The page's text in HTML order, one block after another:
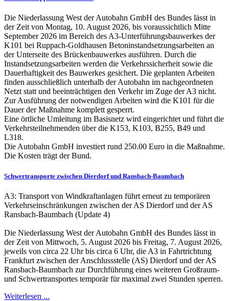
Die Niederlassung West der Autobahn GmbH des Bundes lässt in
der Zeit von Montag, 10. August 2026, bis voraussichtlich Mitte
September 2026 im Bereich des A3-Unterführungsbauwerkes der
K101 bei Ruppach-Goldhausen Betoninstandsetzungsarbeiten an
der Unterseite des Brückenbauwerkes ausführen. Durch die
Instandsetzungsarbeiten werden die Verkehrssicherheit sowie die
Dauerhaftigkeit des Bauwerkes gesichert. Die geplanten Arbeiten
finden ausschließlich unterhalb der Autobahn im nachgeordneten
Netzt statt und beeinträchtigen den Verkehr im Zuge der A3 nicht.
Zur Ausführung der notwendigen Arbeiten wird die K101 für die
Dauer der Maßnahme komplett gesperrt.
Eine örtliche Umleitung im Basisnetz wird eingerichtet und führt die
Verkehrsteilnehmenden über die K153, K103, B255, B49 und
L318.
Die Autobahn GmbH investiert rund 250.00 Euro in die Maßnahme.
Die Kosten trägt der Bund.
Schwertransporte zwischen Dierdorf und Ransbach-Baumbach
A3: Transport von Windkraftanlagen führt erneut zu temporären
Verkehrseinschränkungen zwischen der AS Dierdorf und der AS
Ransbach-Baumbach (Update 4)
Die Niederlassung West der Autobahn GmbH des Bundes lässt in
der Zeit von Mittwoch, 5. August 2026 bis Freitag, 7. August 2026,
jeweils von circa 22 Uhr bis circa 6 Uhr, die A3 in Fahrtrichtung
Frankfurt zwischen der Anschlussstelle (AS) Dierdorf und der AS
Ransbach-Baumbach zur Durchführung eines weiteren Großraum-
und Schwertransportes temporär für maximal zwei Stunden sperren.
Weiterlesen ...